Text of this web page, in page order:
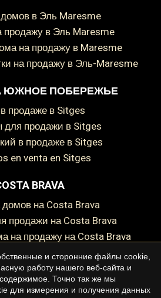
домов в Эль Maresme
продажу в Эль Maresme
на продажу в Maresme
на продажу в Эль-Maresme
ЮЖНОЕ ПОБЕРЕЖЬЕ
в продаже в Sitges
для продажи в Sitges
в продаже в Sitges
en venta en Sitges
BRAVA
домов на Costa Brava
продажи на Costa Brava
на продажу на Costa Brava
на продажу на Costa Brava
и сторонние файлы cookie,
работу нашего веб-сайта и
Точно так же мы
для измерения и получения данных